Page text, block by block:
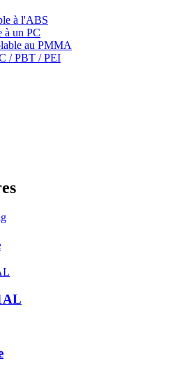
à l'ABS
à un PC
au PMMA
/ PBT / PEI